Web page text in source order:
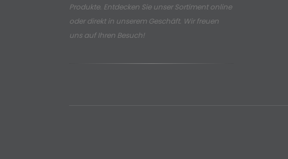
Produkte. Entdecken Sie unser Sortiment online
oder direkt in unserem Geschäft. Wir freuen
uns auf Ihren Besuch!